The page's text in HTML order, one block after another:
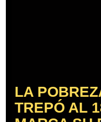
LA
TREPÓ AL